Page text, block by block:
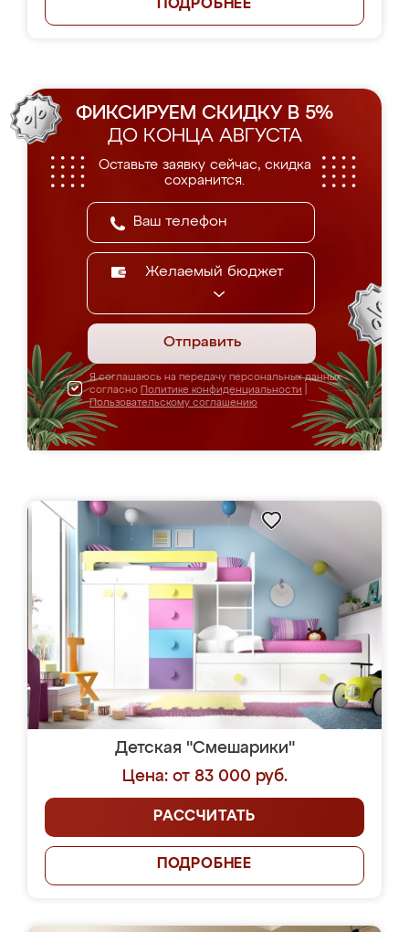
ПОДРОБНЕЕ
ФИКСИРУЕМ СКИДКУ В 5%
ДО КОНЦА АВГУСТА
Оставьте заявку сейчас, скидка
сохранится.
Желаемый бюджет
Отправить
Я соглашаюсь на передачу персональных данных
согласно Политике конфиденциальности
Пользовательскому соглашению
Детская "Смешарики"
Цена: от 83 000 руб.
РАССЧИТАТЬ
ПОДРОБНЕЕ